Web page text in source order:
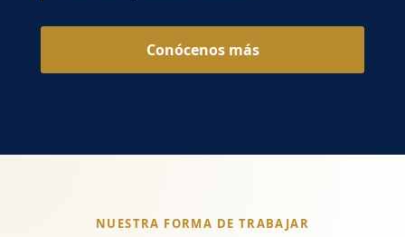
Conócenos más
NUESTRA FORMA DE TRABAJAR